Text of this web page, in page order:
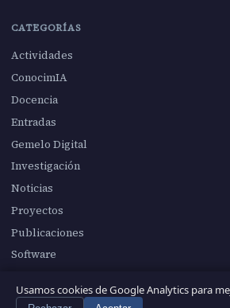
CATEGORÍAS
Actividades
ConocimIA
Docencia
Entradas
Gemelo Digital
Investigación
Noticias
Proyectos
Publicaciones
Software
Usamos cookies de Google Analytics para